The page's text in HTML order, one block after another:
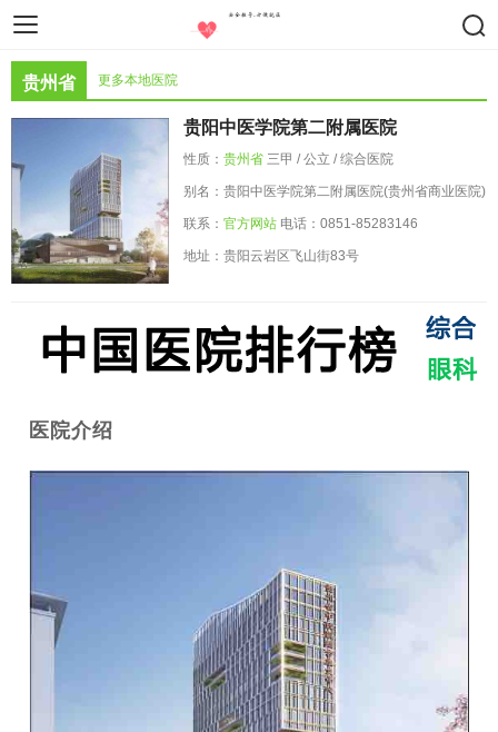
智慧医疗 医疗设备 药物器械
贵州省 更多本地医院
贵阳中医学院第二附属医院
性质： 贵州省三甲 / 公立 / 综合医院
别名：贵阳中医学院第二附属医院(贵州省商业医院)
联系： 官方网站电话：0851-85283146
地址：贵阳云岩区飞山街83号
医院介绍